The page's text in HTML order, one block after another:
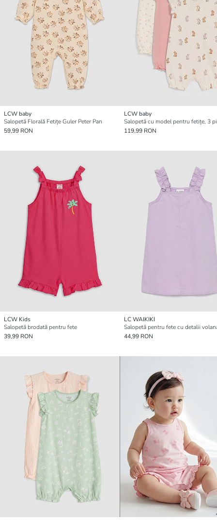
LCW baby
Salopetă Florală Fetițe Guler Peter Pan
59,99 RON
LCW baby
Salopetă cu model pentru fetițe, 3
119,99 RON
LCW Kids
Salopetă brodată pentru fete
39,99 RON
LC WAIKIKI
Salopetă pentru fete cu detalii
44,99 RON